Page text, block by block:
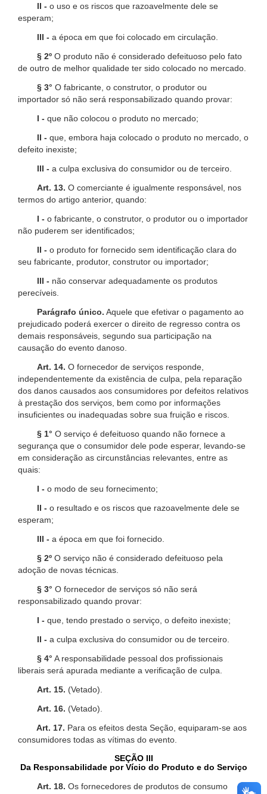
II - o uso e os riscos que razoavelmente dele se
esperam;
III - a época em que foi colocado em circulação.
§ 2º O produto não é considerado defeituoso pelo fato
de outro de melhor qualidade ter sido colocado no mercado.
§ 3° O fabricante, o construtor, o produtor ou
importador só não será responsabilizado quando provar:
I - que não colocou o produto no mercado;
II - que, embora haja colocado o produto no mercado, o
defeito inexiste;
III - a culpa exclusiva do consumidor ou de terceiro.
Art. 13. O comerciante é igualmente responsável, nos
termos do artigo anterior, quando:
I - o fabricante, o construtor, o produtor ou o importador
não puderem ser identificados;
II - o produto for fornecido sem identificação clara do
seu fabricante, produtor, construtor ou importador;
III - não conservar adequadamente os produtos
perecíveis.
Parágrafo único. Aquele que efetivar o pagamento ao
prejudicado poderá exercer o direito de regresso contra os
demais responsáveis, segundo sua participação na
causação do evento danoso.
Art. 14. O fornecedor de serviços responde,
independentemente da existência de culpa, pela reparação
dos danos causados aos consumidores por defeitos relativos
à prestação dos serviços, bem como por informações
insuficientes ou inadequadas sobre sua fruição e riscos.
§ 1° O serviço é defeituoso quando não fornece a
segurança que o consumidor dele pode esperar, levando-se
em consideração as circunstâncias relevantes, entre as
quais:
I - o modo de seu fornecimento;
II - o resultado e os riscos que razoavelmente dele se
esperam;
III - a época em que foi fornecido.
§ 2º O serviço não é considerado defeituoso pela
adoção de novas técnicas.
§ 3° O fornecedor de serviços só não será
responsabilizado quando provar:
I - que, tendo prestado o serviço, o defeito inexiste;
II - a culpa exclusiva do consumidor ou de terceiro.
§ 4° A responsabilidade pessoal dos profissionais
liberais será apurada mediante a verificação de culpa.
Art. 15. (Vetado).
Art. 16. (Vetado).
Art. 17. Para os efeitos desta Seção, equiparam-se aos
consumidores todas as vítimas do evento.
SEÇÃO III
Da Responsabilidade por Vício do Produto e do Serviço
Art. 18. Os fornecedores de produtos de consumo